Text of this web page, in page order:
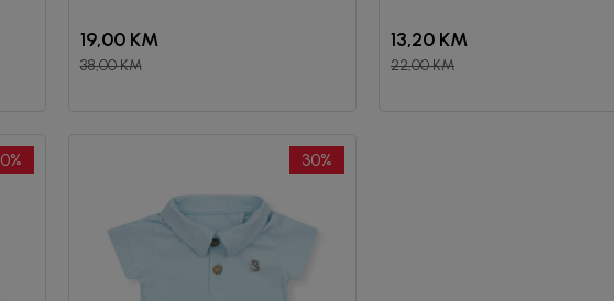
19,00 KM
38,00KM
13,20 KM
22,00KM
% 30%